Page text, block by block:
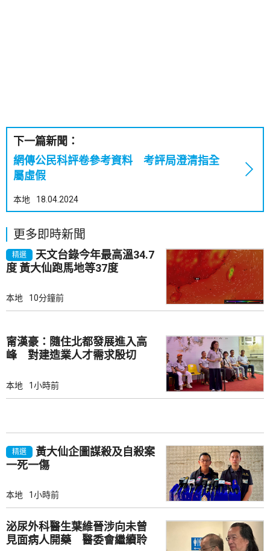
下一篇新聞：
網傳公民科評卷參考資料 考評局澄清指全
屬虛假
本地 18.04.2024
更多即時新聞
精選
天文台錄今年最高溫34.7
度 黃大仙跑馬地等37度
本地 10分鐘前
甯漢豪：隨住北都發展進入高
峰 對建造業人才需求殷切
本地 1小時前
精選
黃大仙企圖謀殺及自殺案
一死一傷
本地 1小時前
泌尿外科醫生葉維晉涉向未曾
見面病人開藥 醫委會繼續聆